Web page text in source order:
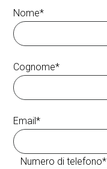
Nome*
Cognome*
Email*
Numero di telefono*